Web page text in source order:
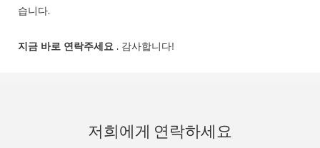
습니다.
지금 바로 연락주세요 . 감사합니다!
저희에게 연락하세요